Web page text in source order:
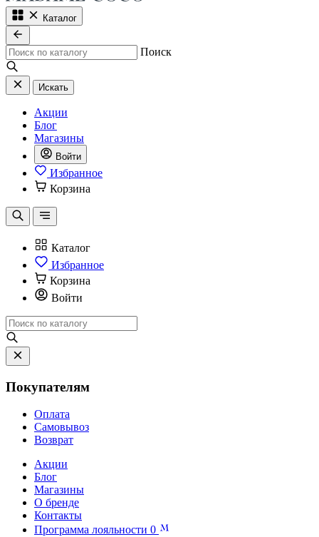
Каталог
Поиск
Искать
Акции
Блог
Магазины
Войти
Избранное
Корзина
Каталог
Избранное
Корзина
Войти
Покупателям
Оплата
Самовывоз
Возврат
Акции
Блог
Магазины
О бренде
Контакты
Программа лояльности 0